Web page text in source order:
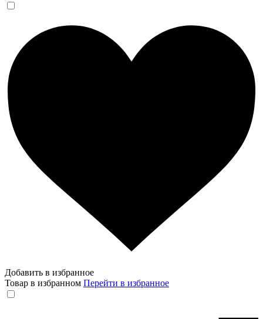
Добавить в избранное
Товар в избранном Перейти в избранное